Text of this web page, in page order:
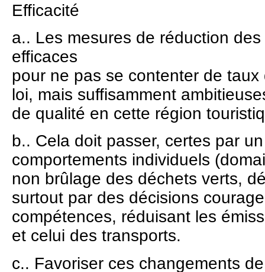
Efficacité
a.. Les mesures de réduction
efficaces
pour ne pas se contenter de
loi, mais suffisamment
de qualité en cette région
b.. Cela doit passer, certes par
comportements individuels
non brûlage des déchets verts,
surtout par des décisions
compétences, réduisant les
et celui des transports.
c.. Favoriser ces changements